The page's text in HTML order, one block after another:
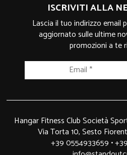
ISCRIVITI ALLA
Lascia il tuo indirizzo email
aggiornato sulle ultime
promozioni a te
Hangar Fitness Club Società
Via Torta 10, Sesto
+39 0554933659 •